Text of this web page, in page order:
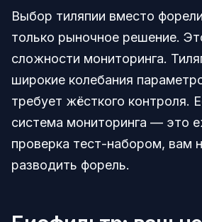
Выбор тиляпии вместо
только рыночное решение.
сложности мониторинга.
широкие колебания
требует жёсткого контроля.
система мониторинга — это
проверка тест-набором, вам
разводить форель.